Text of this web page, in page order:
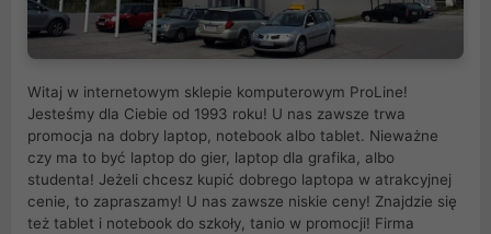
Witaj w internetowym sklepie komputerowym ProLine!
Jesteśmy dla Ciebie od 1993 roku! U nas zawsze trwa
promocja na dobry laptop, notebook albo tablet. Nieważne
czy ma to być laptop do gier, laptop dla grafika, albo
studenta! Jeżeli chcesz kupić dobrego laptopa w atrakcyjnej
cenie, to zapraszamy! U nas zawsze niskie ceny! Znajdzie się
też tablet i notebook do szkoły, tanio w promocji! Firma